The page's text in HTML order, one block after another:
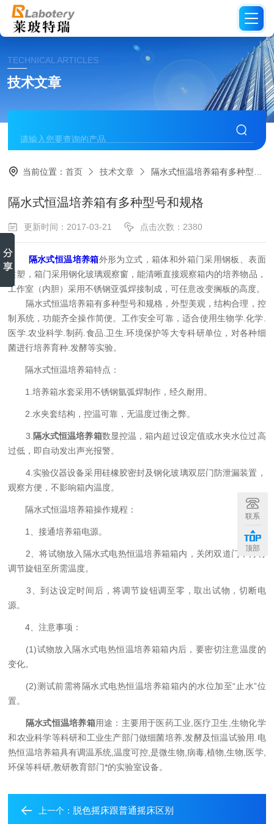
TECHNICAL ARTICLES
技术文章
当前位置：首页 技术文章 隔水式恒温培养箱有多种型号和规格
隔水式恒温培养箱有多种型号和规格
更新时间：2017-03-21 点击次数：2380
隔水式恒温培养箱外形为立式，箱体和外箱门采用钢板、表面
喷塑，箱门采用钢化玻璃观察窗，能清晰直接观察箱内的培养物品，
工作室（内胆）采用不锈钢亚弧焊接制成，可任意改变搁板的高度。
隔水式恒温培养箱有多种型号和规格，外型美观，结构合理，控
制系统，功能齐全操作简便。工作安全可靠，适合使用生物学.化学.
医学.农业科学.制药.食品.卫生.环境保护等大专科研单位，对各种细
菌进行培养育种.发酵等实验。
隔水式恒温培养箱特点：
1.培养箱水套采用不锈钢氩弧焊制作，经久耐用。
2.水夹套结构，控温可靠，无温度过衡之弊。
3. 隔水式恒温培养箱数显控温，箱内超过设定值或水夹水位过高
过低，即自动发出声光报警。
4.实验仪器设备采用硅橡胶密封及钢化玻璃双层门防泄漏装置，
观察方便，不影响箱内温度。
隔水式恒温培养箱操作规程：
1、接通培养箱电源。
2、将试物放入隔水式电热恒温培养箱箱内，关闭双道门，再将
调节旋钮至所需温度。
3、到达设定时间后，将调节旋钮调至零，取出试物，切断电
源。
4、注意事项：
(1)试物放入隔水式电热恒温培养箱箱内后，要密切注意温度的
变化。
(2)测试前需将隔水式电热恒温培养箱箱内的水位加至“止水”位
置。
隔水式恒温培养箱用途：主要用于医药工业,医疗卫生,生物化学
和农业科学等科研和工业生产部门做细菌培养,发酵及恒温试验用.电
热恒温培养箱具有调温系统,温度可控,是微生物,病毒,植物,生物,医学,
环保等科研,教研教育部门*的实验室设备。
上一个： 脱色摇床跟普通摇床区别
联系
顶部